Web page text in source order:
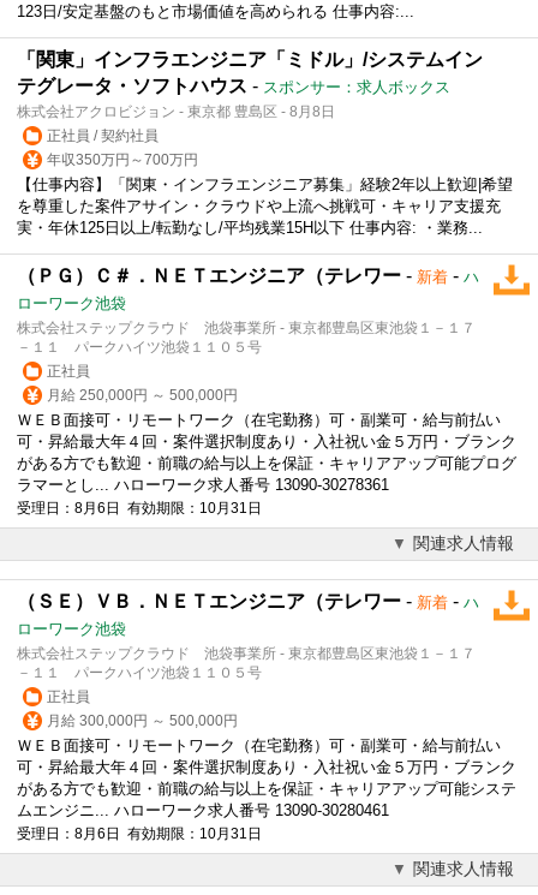
123日/安定基盤のもと市場価値を高められる 仕事内容:...
「関東」インフラエンジニア「ミドル」/システムイン
テグレータ・ソフトハウス - スポンサー：求人ボックス
株式会社アクロビジョン - 東京都 豊島区 - 8月8日
正社員 / 契約社員
年収350万円～700万円
【仕事内容】「関東・インフラエンジニア募集」経験2年以上歓迎|希望
を尊重した案件アサイン・クラウドや上流へ挑戦可・キャリア支援充
実・年休125日以上/転勤なし/平均残業15H以下 仕事内容: ・業務...
（ＰＧ）Ｃ＃．ＮＥＴエンジニア（テレワー - 新着 - ハ
ローワーク池袋
株式会社ステップクラウド 池袋事業所 - 東京都豊島区東池袋１－１７
－１１ パークハイツ池袋１１０５号
正社員
月給 250,000円 ～ 500,000円
ＷＥＢ面接可・リモートワーク（在宅勤務）可・副業可・給与前払い
可・昇給最大年４回・案件選択制度あり・入社祝い金５万円・ブランク
がある方でも歓迎・前職の給与以上を保証・キャリアアップ可能プログ
ラマーとし... ハローワーク求人番号 13090-30278361
受理日：8月6日 有効期限：10月31日
関連求人情報
（ＳＥ）ＶＢ．ＮＥＴエンジニア（テレワー - 新着 - ハ
ローワーク池袋
株式会社ステップクラウド 池袋事業所 - 東京都豊島区東池袋１－１７
－１１ パークハイツ池袋１１０５号
正社員
月給 300,000円 ～ 500,000円
ＷＥＢ面接可・リモートワーク（在宅勤務）可・副業可・給与前払い
可・昇給最大年４回・案件選択制度あり・入社祝い金５万円・ブランク
がある方でも歓迎・前職の給与以上を保証・キャリアアップ可能システ
ムエンジニ... ハローワーク求人番号 13090-30280461
受理日：8月6日 有効期限：10月31日
関連求人情報